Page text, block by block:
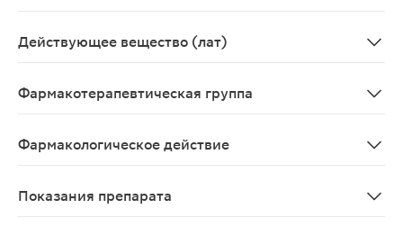
Действующее вещество (лат)
Фармакотерапевтическая группа
Фармакологическое действие
Показания препарата